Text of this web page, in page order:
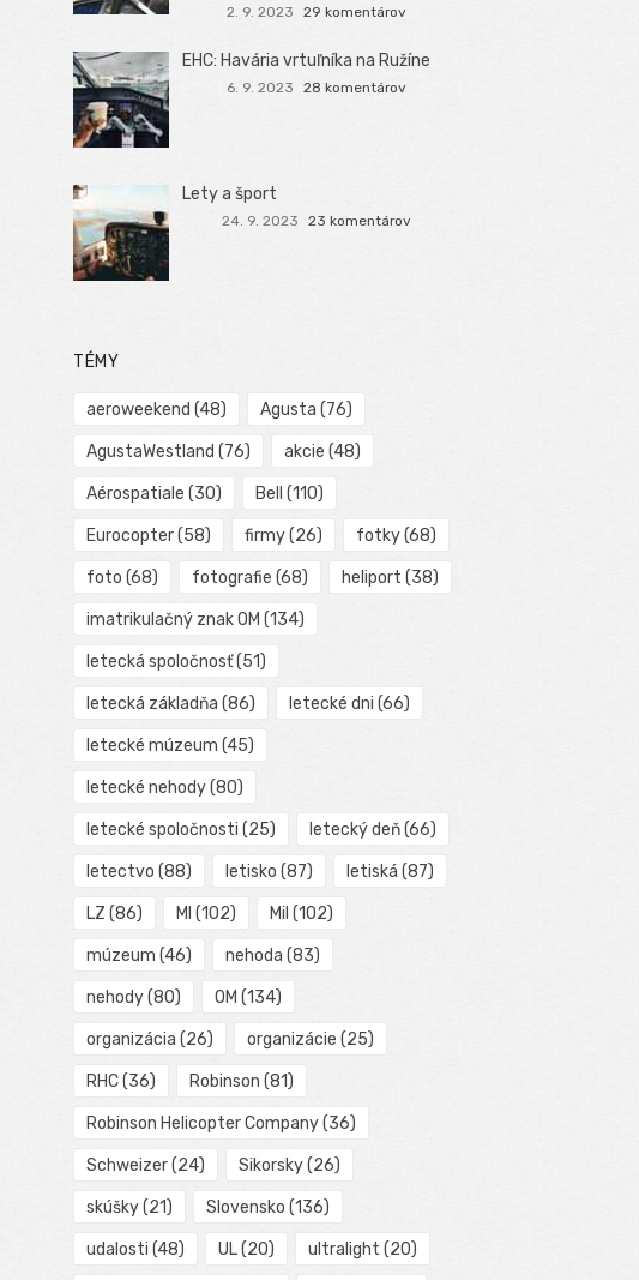
2. 9. 2023 29 komentárov
EHC: Havária vrtuľníka na Ružíne
6. 9. 2023 28 komentárov
Lety a šport
24. 9. 2023 23 komentárov
TÉMY
aeroweekend (48) Agusta (76)
AgustaWestland (76) akcie (48)
Aérospatiale (30) Bell (110)
Eurocopter(58) firmy(26) fotky(68)
foto (68) fotografie (68) heliport (38)
imatrikulačný znak OM (134)
letecká spoločnosť(51)
letecká základňa (86) letecké dni (66)
letecké múzeum (45)
letecké nehody(80)
letecké spoločnosti (25) letecký deň(66)
letectvo (88) letisko (87) letiská (87)
LZ (86) MI (102) Mil (102)
múzeum (46) nehoda (83)
nehody(80) OM (134)
organizácia (26) organizácie (25)
RHC(36) Robinson (81)
Robinson Helicopter Company(36)
Schweizer(24) Sikorsky(26)
skúšky(21) Slovensko (136)
udalosti (48) UL(20) ultralight (20)